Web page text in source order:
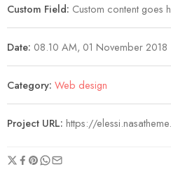
Custom Field: Custom content goes
Date: 08.10 AM, 01 November 2018
Category: Web design
Project URL: https://